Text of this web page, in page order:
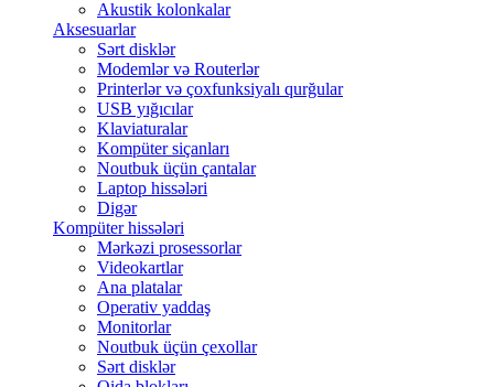
Akustik kolonkalar
Aksesuarlar
Sərt disklər
Modemlər və Routerlər
Printerlər və çoxfunksiyalı qurğular
USB yığıcılar
Klaviaturalar
Kompüter siçanları
Noutbuk üçün çantalar
Laptop hissələri
Digər
Kompüter hissələri
Mərkəzi prosessorlar
Videokartlar
Ana platalar
Operativ yaddaş
Monitorlar
Noutbuk üçün çexollar
Sərt disklər